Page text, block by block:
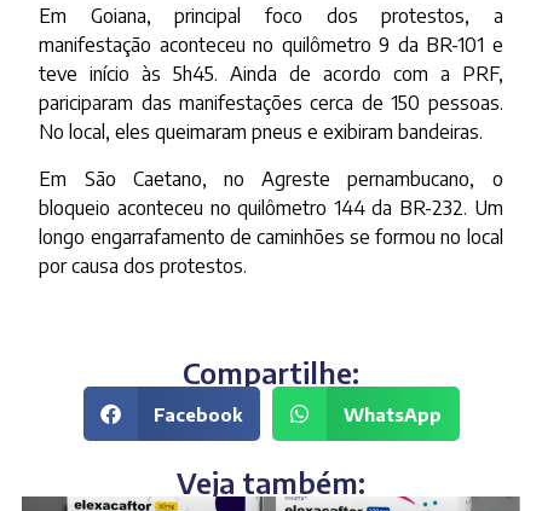
Em Goiana, principal foco dos protestos, a
manifestação aconteceu no quilômetro 9 da BR-101 e
teve início às 5h45. Ainda de acordo com a PRF,
pariciparam das manifestações cerca de 150 pessoas.
No local, eles queimaram pneus e exibiram bandeiras.
Em São Caetano, no Agreste pernambucano, o
bloqueio aconteceu no quilômetro 144 da BR-232. Um
longo engarrafamento de caminhões se formou no local
por causa dos protestos.
Compartilhe:
Facebook WhatsApp
Veja também: